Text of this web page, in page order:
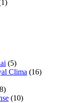
(5)
Clima (16)
(10)